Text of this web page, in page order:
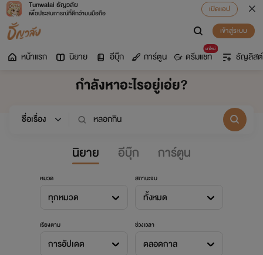
Tunwalai ธัญวลัย
เพื่อประสบการณ์ที่ดีกว่าบนมือถือ
เปิดแอป
เข้าสู่ระบบ
หน้าแรก นิยาย อีบุ๊ก การ์ตูน
มาใหม่
ดรีมแชท ธัญลิสต์
กำลังหาอะไรอยู่เอ่ย?
นิยาย อีบุ๊ก การ์ตูน
หมวด
ทุกหมวด
สถานะจบ
ทั้งหมด
เรียงตาม
การอัปเดต
ช่วงเวลา
ตลอดกาล